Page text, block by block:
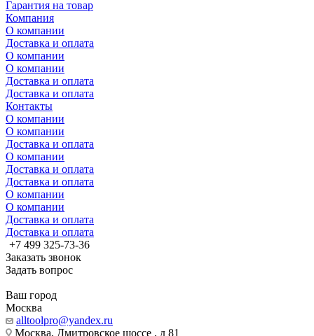
Гарантия на товар
Компания
О компании
Доставка и оплата
О компании
О компании
Доставка и оплата
Доставка и оплата
Контакты
О компании
О компании
Доставка и оплата
О компании
Доставка и оплата
Доставка и оплата
О компании
О компании
Доставка и оплата
Доставка и оплата
+7 499 325-73-36
Заказать звонок
Задать вопрос
Ваш город
Москва
alltoolpro@yandex.ru
Москва, Дмитровское шоссе , д 81